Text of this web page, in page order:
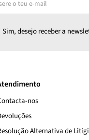
Sim, desejo receber a
nos
Alternativa de